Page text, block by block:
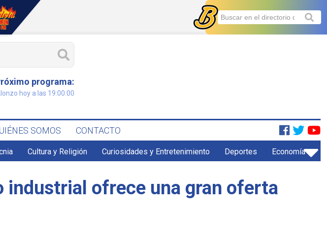
programa:
hoy a las 19:00:00
SOMOS CONTACTO
Cultura y Religión Curiosidades y Entretenimiento Deportes Economía
industrial ofrece una gran oferta